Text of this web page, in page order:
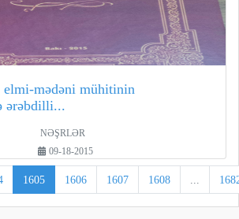
elmi-mədəni mühitinin
ərəbdilli...
NƏŞRLƏR
09-18-2015
1605 1606 1607 1608 ...